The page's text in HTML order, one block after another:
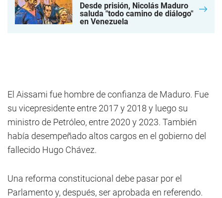
Desde prisión, Nicolás Maduro
saluda "todo camino de diálogo"
en Venezuela
El Aissami fue hombre de confianza de Maduro. Fue
su vicepresidente entre 2017 y 2018 y luego su
ministro de Petróleo, entre 2020 y 2023. También
había desempeñado altos cargos en el gobierno del
fallecido Hugo Chávez.
Una reforma constitucional debe pasar por el
Parlamento y, después, ser aprobada en referendo.